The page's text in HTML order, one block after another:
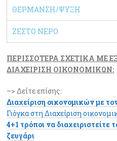
ΘΕΡΜΑΝΣΗ/ΨΥΞΗ
ΖΕΣΤΟ ΝΕΡΟ
ΠΕΡΙΣΣΟΤΕΡΑ ΣΧΕΤΙΚΑ ΜΕ
ΔΙΑΧΕΙΡΙΣΗ ΟΙΚΟΝΟΜΙΚΩΝ:
–> Δείτε επίσης:
Διαχείριση οικονομικών με
Γιόγκα στη Διαχείριση
4+1 τρόποι να διαχειριστείτε
ζευγάρι